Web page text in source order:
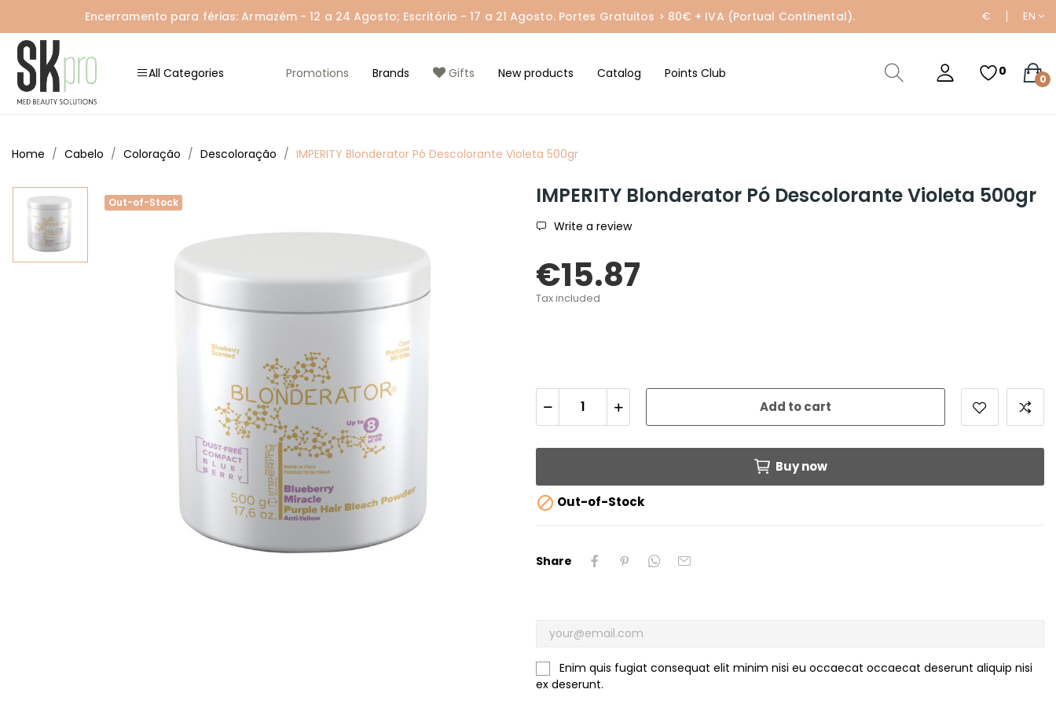
Encerramento para férias: Armazém - 12 a 24 Agosto; Escritório - 17 a 21 Agosto. Portes Gratuitos > 80€ + IVA (Portual Continental). € EN
All Categories Promotions Brands Gifts New products Catalog Points Club 0
0
Home Cabelo Coloração Descoloração IMPERITY Blonderator Pó Descolorante Violeta 500gr
Out-of-Stock IMPERITY Blonderator Pó Descolorante Violeta 500gr
Write a review
€15.87
Tax included
Add to cart
Buy now
 Out-of-Stock
Share
Enim quis fugiat consequat elit minim nisi eu occaecat occaecat deserunt aliquip nisi
ex deserunt.